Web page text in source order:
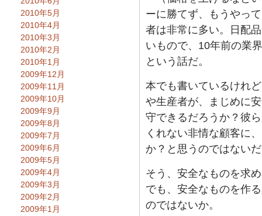
ーに勝てず、もうやっ
者は非常に多い。日配
いもので、10年前の業
という話だ。
本でも書いているけれ
や生産者が、まじめに
守できるだろうか？彼
くれない非情な顧客に
か？と思うのではない
そう、安全なものを求
でも、安全なものを作
のではないか。
2010年5月
2010年4月
2010年3月
2010年2月
2010年1月
2009年12月
2009年11月
2009年10月
2009年9月
2009年8月
2009年7月
2009年6月
2009年5月
2009年4月
2009年3月
2009年2月
2009年1月